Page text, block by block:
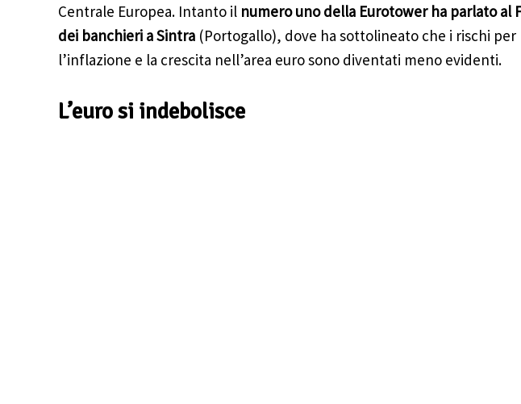
Centrale Europea. Intanto il numero uno della Eurotower ha parlato al
dei banchieri a Sintra (Portogallo), dove ha sottolineato che i rischi per
l’inflazione e la crescita nell’area euro sono diventati meno evidenti.
L’euro si indebolisce